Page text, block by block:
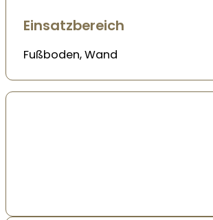
Einsatzbereich
Fußboden, Wand